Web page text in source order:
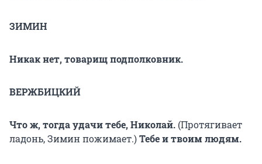
ЗИМИН
Никак нет, товарищ подполковник.
ВЕРЖБИЦКИЙ
Что ж, тогда удачи тебе, Николай. (Протягивает
ладонь, Зимин пожимает.)Тебе и твоим людям.